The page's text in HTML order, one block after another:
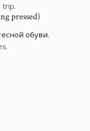
trip.
pressed)
обуви.